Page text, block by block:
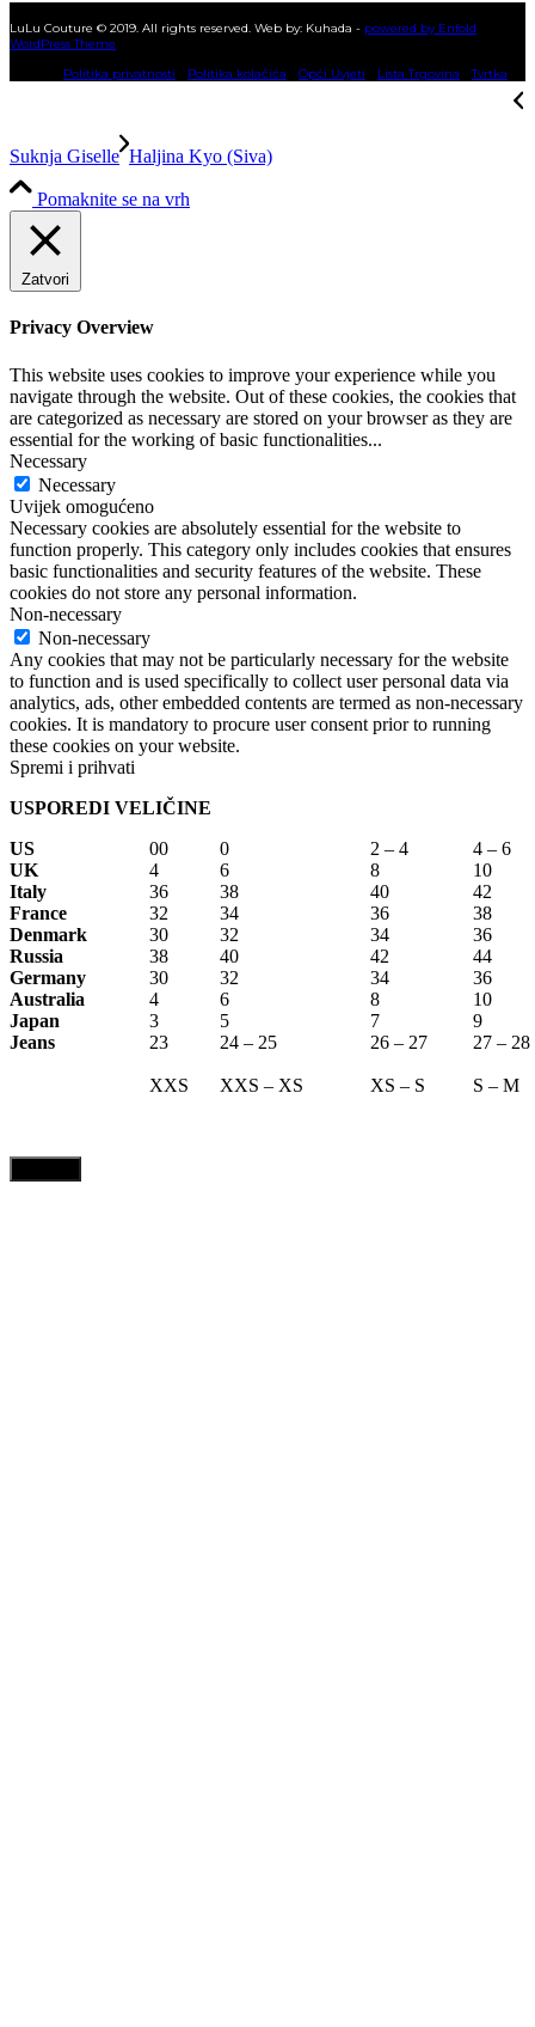
KUPNJA NA RATE
LuLu Couture © 2019. All rights reserved. Web by: Kuhada - powered by Enfold
WordPress Theme
Politika privatnosti
Politika kolačića Opći Uvjeti Lista Trgovina Tvrtka
Suknja Giselle Haljina Kyo (Siva)
Pomaknite se na vrh
Zatvori
Privacy Overview
This website uses cookies to improve your experience while you
navigate through the website. Out of these cookies, the cookies that
are categorized as necessary are stored on your browser as they are
essential for the working of basic functionalities...
Necessary
Necessary
Uvijek omogućeno
Necessary cookies are absolutely essential for the website to
function properly. This category only includes cookies that ensures
basic functionalities and security features of the website. These
cookies do not store any personal information.
Non-necessary
Non-necessary
Any cookies that may not be particularly necessary for the website
to function and is used specifically to collect user personal data via
analytics, ads, other embedded contents are termed as non-necessary
cookies. It is mandatory to procure user consent prior to running
these cookies on your website.
Spremi i prihvati
USPOREDI VELIČINE
US
00 0 2 – 4
4 – 6
UK
4 6 8
10
Italy
36 38 40
42
France
32 34 36
38
Denmark
30 32 34
36
Russia
38 40 42
44
Germany
30 32 34
36
Australia
4 6 8
10
Japan
3 5 7
9
Jeans
23 24 – 25 26 – 27 27 – 28
XXS XXS – XS XS – S S – M